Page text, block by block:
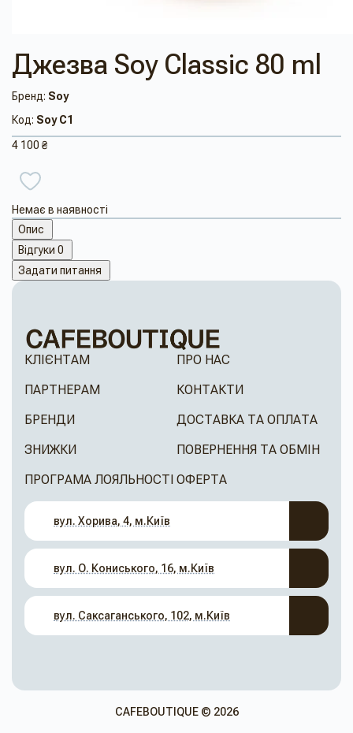
Джезва Soy Classic 80 ml
Бренд: Soy
Код: Soy C1
4 100 ₴
Немає в наявності
Опис
Відгуки 0
Задати питання
КЛІЄНТАМ
ПАРТНЕРАМ
БРЕНДИ
ЗНИЖКИ
ПРОГРАМА ЛОЯЛЬНОСТІ
ПРО НАС
КОНТАКТИ
ДОСТАВКА ТА ОПЛАТА
ПОВЕРНЕННЯ ТА ОБМІН
ОФЕРТА
вул. Хорива, 4, м.Київ
вул. О. Кониського, 16, м.Київ
вул. Саксаганського, 102, м.Київ
CAFEBOUTIQUE © 2026